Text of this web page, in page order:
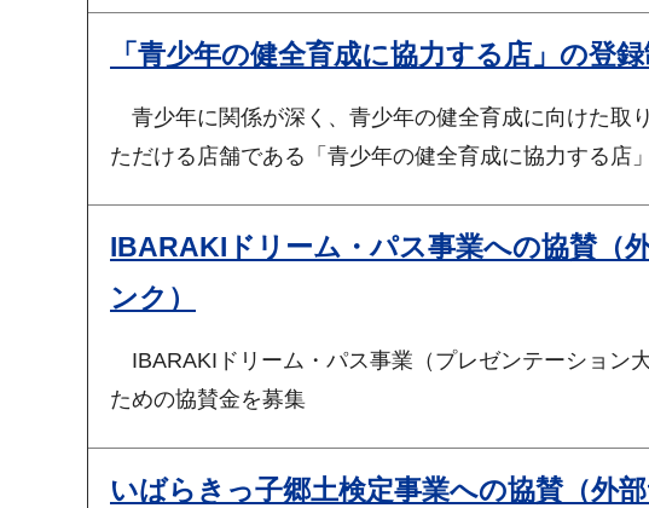
「青少年の健全育成に協力する店」の登
青少年に関係が深く、青少年の健全育成に向けた取
ただける店舗である「青少年の健全育成に協力する店
IBARAKIドリーム・パス事業への協賛（
ンク）
IBARAKIドリーム・パス事業（プレゼンテーション
ための協賛金を募集
いばらきっ子郷土検定事業への協賛（外